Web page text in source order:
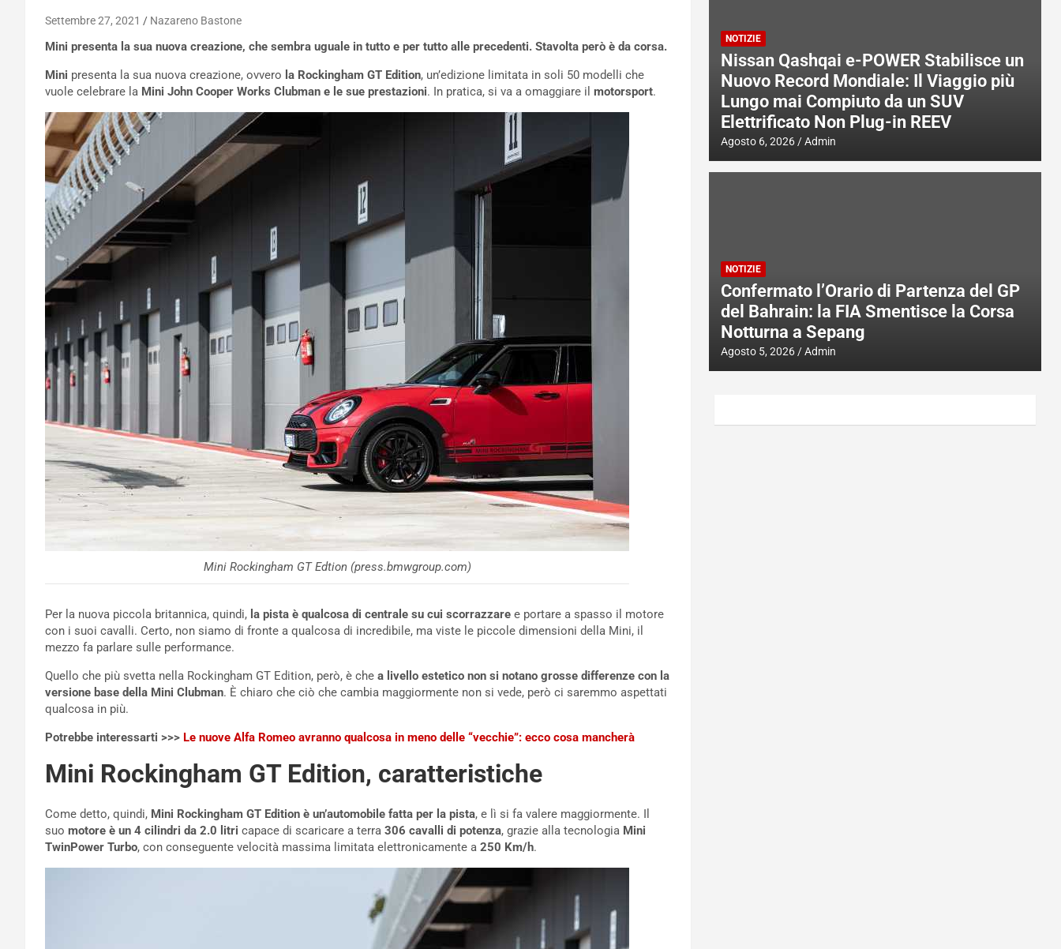
Settembre 27, 2021 Nazareno Bastone
Mini presenta la sua nuova creazione, che sembra uguale in tutto e per tutto alle precedenti. Stavolta però è da corsa.
Mini presenta la sua nuova creazione, ovvero la Rockingham GT Edition, un’edizione limitata in soli 50 modelli che
vuole celebrare la Mini John Cooper Works Clubman e le sue prestazioni. In pratica, si va a omaggiare il motorsport.
Mini Rockingham GT Edtion (press.bmwgroup.com)
Per la nuova piccola britannica, quindi, la pista è qualcosa di centrale su cui scorrazzare e portare a spasso il motore
con i suoi cavalli. Certo, non siamo di fronte a qualcosa di incredibile, ma viste le piccole dimensioni della Mini, il
mezzo fa parlare sulle performance.
Quello che più svetta nella Rockingham GT Edition, però, è che a livello estetico non si notano grosse differenze con la
versione base della Mini Clubman. È chiaro che ciò che cambia maggiormente non si vede, però ci saremmo aspettati
qualcosa in più.
Potrebbe interessarti >>> Le nuove Alfa Romeo avranno qualcosa in meno delle “vecchie”: ecco cosa mancherà
Mini Rockingham GT Edition, caratteristiche
Come detto, quindi, Mini Rockingham GT Edition è un’automobile fatta per la pista, e lì si fa valere maggiormente. Il
suo motore è un 4 cilindri da 2.0 litri capace di scaricare a terra 306 cavalli di potenza, grazie alla tecnologia Mini
TwinPower Turbo, con conseguente velocità massima limitata elettronicamente a 250 Km/h.
NOTIZIE
Nissan Qashqai e-POWER Stabilisce un
Nuovo Record Mondiale: Il Viaggio più
Lungo mai Compiuto da un SUV
Elettrificato Non Plug-in REEV
Agosto 6, 2026 Admin
NOTIZIE
Confermato l’Orario di Partenza del GP
del Bahrain: la FIA Smentisce la Corsa
Notturna a Sepang
Agosto 5, 2026 Admin